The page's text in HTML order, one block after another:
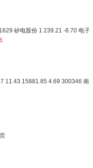
矽电股份 1 239.21 -6.70 电子
11.43 15881.85 4.69 300346 南
页